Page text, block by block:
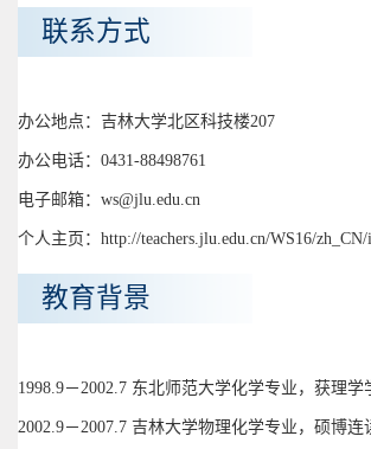
联系方式
办公地点：吉林大学北区科技楼207
办公电话：0431-88498761
电子邮箱：ws@jlu.edu.cn
个人主页：http://teachers.jlu.edu.cn/WS16/
教育背景
1998.9－2002.7 东北师范大学化学专业，获理学
2002.9－2007.7 吉林大学物理化学专业，硕博